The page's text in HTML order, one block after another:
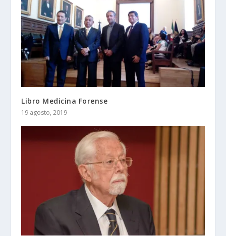
Libro Medicina Forense
19 agosto, 2019